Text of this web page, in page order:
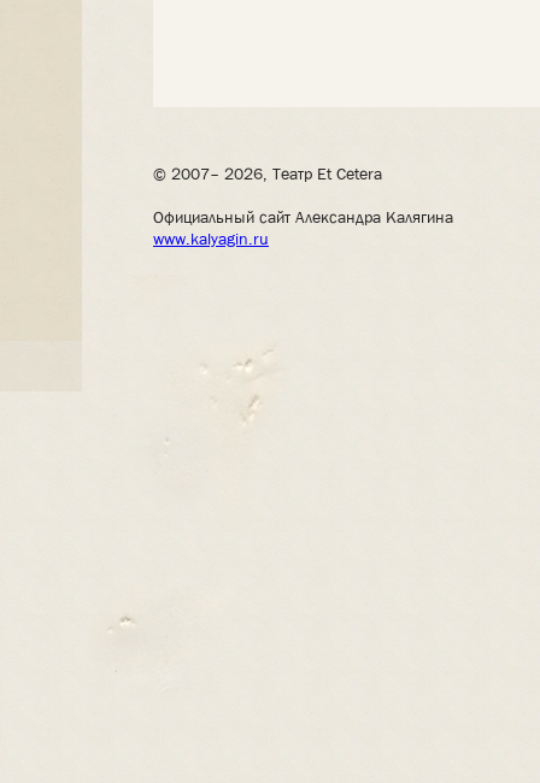
© 2007– 2026, Театр Et Cetera
Официальный сайт Александра Калягина
www.kalyagin.ru